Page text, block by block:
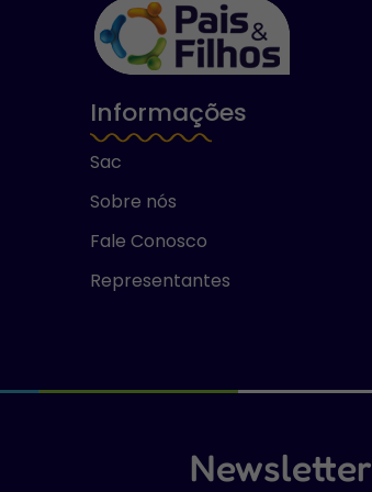
Informações
Sac
Sobre nós
Fale Conosco
Representantes
Newsletter